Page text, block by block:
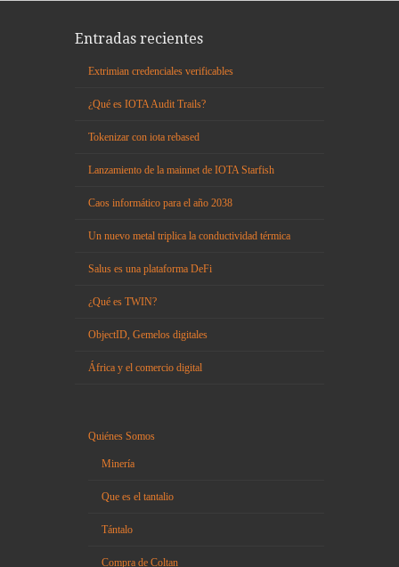
Entradas recientes
Extrimian credenciales verificables
¿Qué es IOTA Audit Trails?
Tokenizar con iota rebased
Lanzamiento de la mainnet de IOTA Starfish
Caos informático para el año 2038
Un nuevo metal triplica la conductividad térmica
Salus es una plataforma DeFi
¿Qué es TWIN?
ObjectID, Gemelos digitales
África y el comercio digital
Quiénes Somos
Minería
Que es el tantalio
Tántalo
Compra de Coltan